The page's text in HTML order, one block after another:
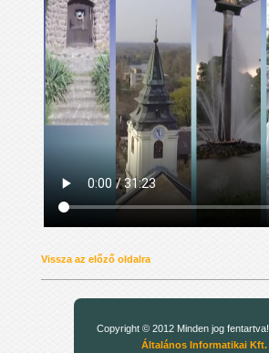
Vissza az előző oldalra
Copyright © 2012 Minden jog fentartva!
Általános Informatikai Kft.